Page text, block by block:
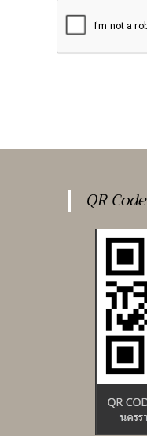
comment
QR Code